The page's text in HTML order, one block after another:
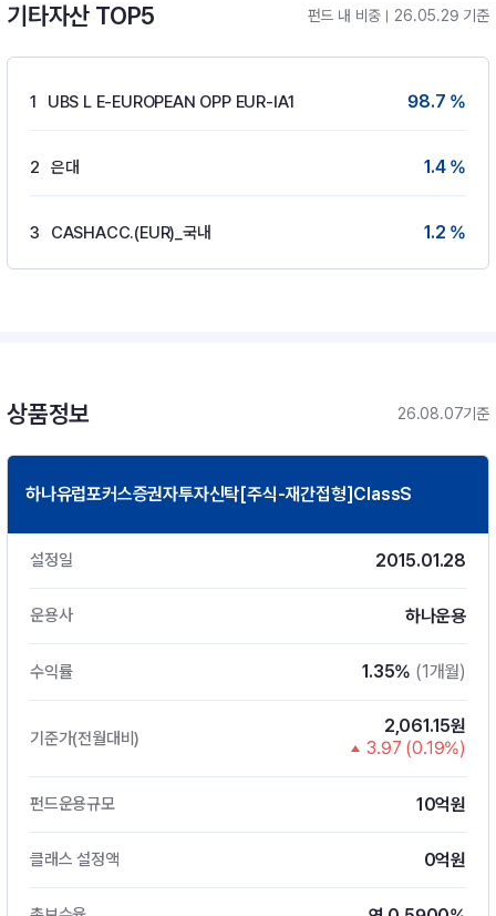
기타자산 TOP5 펀드 내 비중 26.05.29 기준
1 UBS L E-EUROPEAN OPP EUR-IA1 98.7 %
2 은대 1.4 %
3 CASHACC.(EUR)_국내 1.2 %
상품정보 26.08.07기준
하나유럽포커스증권자투자신탁[주식-재간접형]ClassS
설정일 2015.01.28
운용사 하나운용
수익률 1.35% (1개월)
기준가(전월대비)
2,061.15원
3.97 (0.19%)
펀드운용규모 10억원
클래스 설정액 0억원